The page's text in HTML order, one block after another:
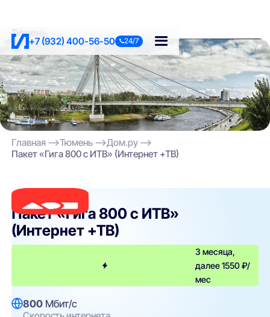
+7 (932) 400-56-50 24/7
Тюмень
Главная Тюмень
Дом.ру
Пакет «Гига 800 с ИТВ» (Интернет +ТВ)
Дом.ру
Пакет «Гига 800 с ИТВ»
(Интернет +ТВ)
3 месяца,
далее 1550 ₽/
мес
800 Мбит/с